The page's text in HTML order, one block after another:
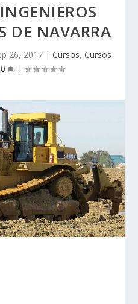
DE NAVARRA
26, 2017| Cursos, Cursos
0 |